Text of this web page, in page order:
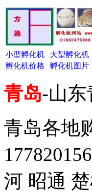
小型孵化机 大型孵化机
孵化机价格
孵化机图片
青岛-山东
青岛各地
河 昭通